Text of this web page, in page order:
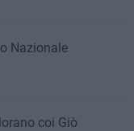
Nazionale
coi Giò